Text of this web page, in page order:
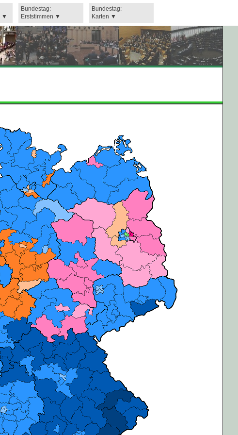
Bundestag:
Erststimmen
Bundestag:
Karten